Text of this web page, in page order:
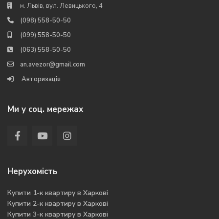
Переваги купівлі – продажу з
порталом нерухомості Авезор
Ринок нерухомості Україна характеризується наявністю
підібрати комфортний для себе варіант. Але для початку
пошуку необхідно визначитися із територіальним
переваг:
чи вторинне житло та багато іншого;
приємну структуру та великий фільтр вибору параметрів,
для скорочення часу пошуку відповідних об’єктів
м. Львів, вул. Левицького, 4
(098) 558-50-50
(099) 558-50-50
(063) 558-50-50
an.avezor@gmail.com
Авторизація
Ми у соц. мережах
Нерухомість
Купити 1-к квартиру в Харкові
Купити 2-к квартиру в Харкові
Купити 3-к квартиру в Харкові